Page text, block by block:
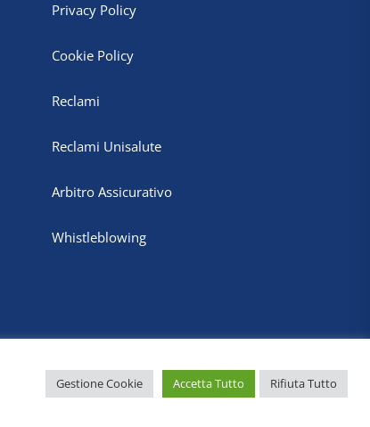
Privacy Policy
Cookie Policy
Reclami
Reclami Unisalute
Arbitro Assicurativo
Whistleblowing
Gestione Cookie Accetta Tutto Rifiuta Tutto